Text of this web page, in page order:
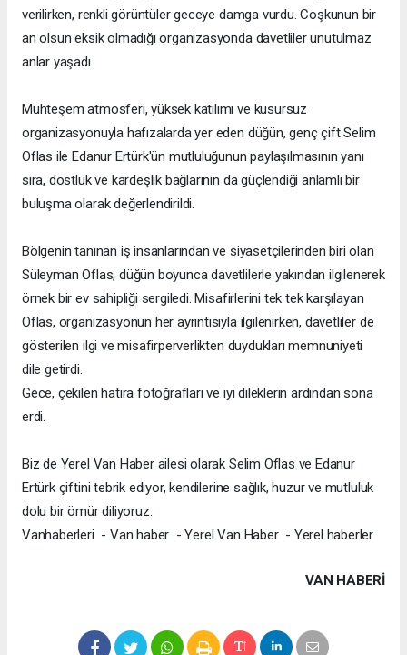
verilirken, renkli görüntüler geceye damga vurdu. Coşkunun bir
an olsun eksik olmadığı organizasyonda davetliler unutulmaz
anlar yaşadı.
Muhteşem atmosferi, yüksek katılımı ve kusursuz
organizasyonuyla hafızalarda yer eden düğün, genç çift Selim
Oflas ile Edanur Ertürk'ün mutluluğunun paylaşılmasının yanı
sıra, dostluk ve kardeşlik bağlarının da güçlendiği anlamlı bir
buluşma olarak değerlendirildi.
Bölgenin tanınan iş insanlarından ve siyasetçilerinden biri olan
Süleyman Oflas, düğün boyunca davetlilerle yakından ilgilenerek
örnek bir ev sahipliği sergiledi. Misafirlerini tek tek karşılayan
Oflas, organizasyonun her ayrıntısıyla ilgilenirken, davetliler de
gösterilen ilgi ve misafirperverlikten duydukları memnuniyeti
dile getirdi.
Gece, çekilen hatıra fotoğrafları ve iyi dileklerin ardından sona
erdi.
Biz de Yerel Van Haber ailesi olarak Selim Oflas ve Edanur
Ertürk çiftini tebrik ediyor, kendilerine sağlık, huzur ve mutluluk
dolu bir ömür diliyoruz.
Vanhaberleri - Van haber - Yerel Van Haber - Yerel haberler
VAN HABERİ